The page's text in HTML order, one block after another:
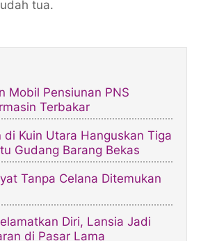
tua.
Mobil Pensiunan PNS
Terbakar
di Kuin Utara Hanguskan Tiga
Gudang Barang Bekas
Tanpa Celana Ditemukan
Diri, Lansia Jadi
di Pasar Lama